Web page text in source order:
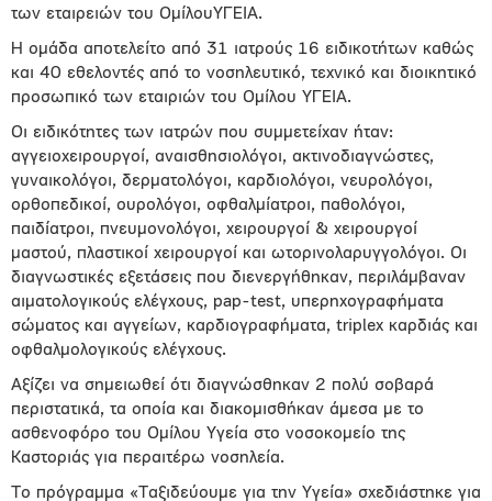
των εταιρειών του ΟμίλουΥΓΕΙΑ.
Η ομάδα αποτελείτο από 31 ιατρούς 16 ειδικοτήτων καθώς
και 40 εθελοντές από το νοσηλευτικό, τεχνικό και διοικητικό
προσωπικό των εταιριών του Ομίλου ΥΓΕΙΑ.
Οι ειδικότητες των ιατρών που συμμετείχαν ήταν:
αγγειοχειρουργοί, αναισθησιολόγοι, ακτινοδιαγνώστες,
γυναικολόγοι, δερματολόγοι, καρδιολόγοι, νευρολόγοι,
ορθοπεδικοί, ουρολόγοι, οφθαλμίατροι, παθολόγοι,
παιδίατροι, πνευμονολόγοι, χειρουργοί & χειρουργοί
μαστού, πλαστικοί χειρουργοί και ωτορινολαρυγγολόγοι. Οι
διαγνωστικές εξετάσεις που διενεργήθηκαν, περιλάμβαναν
αιματολογικούς ελέγχους, pap-test, υπερηχογραφήματα
σώματος και αγγείων, καρδιογραφήματα, triplex καρδιάς και
οφθαλμολογικούς ελέγχους.
Αξίζει να σημειωθεί ότι διαγνώσθηκαν 2 πολύ σοβαρά
περιστατικά, τα οποία και διακομισθήκαν άμεσα με το
ασθενοφόρο του Ομίλου Υγεία στο νοσοκομείο της
Καστοριάς για περαιτέρω νοσηλεία.
Το πρόγραμμα «Ταξιδεύουμε για την Υγεία» σχεδιάστηκε για